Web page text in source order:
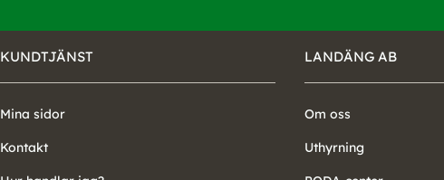
KUNDTJÄNST
Mina sidor
Kontakt
LANDÄNG AB
Om oss
Uthyrning